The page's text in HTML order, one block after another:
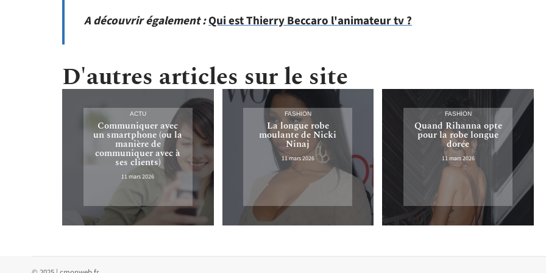
A découvrir également :Qui est Thierry Beccaro l'animateur tv ?
D'autres articles sur le site
ACTU
Communiquer avec
un smartphone (ou la
manière de
communiquer avec à
ses clients)
11 mars 2026
FASHION
La longue robe
moulante de Nicki
Ninaj
11 mars 2026
FASHION
Quand Rihanna opte
pour la robe longue
dorée
11 mars 2026